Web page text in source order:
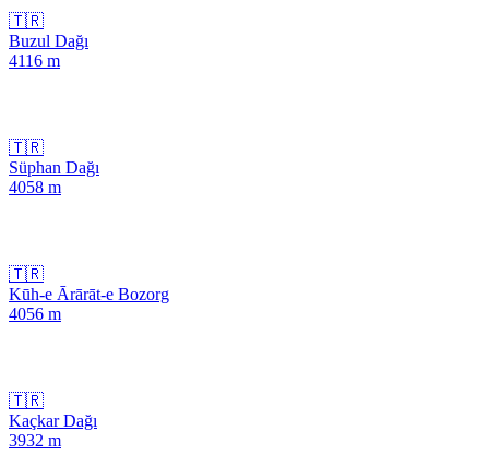
🇹🇷
Buzul Dağı
4116 m
🇹🇷
Süphan Dağı
4058 m
🇹🇷
Kūh-e Ārārāt-e Bozorg
4056 m
🇹🇷
Kaçkar Dağı
3932 m